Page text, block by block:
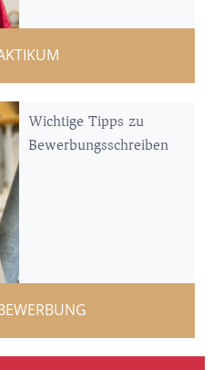
Wichtige Tipps zu
Bewerbungsschreiben